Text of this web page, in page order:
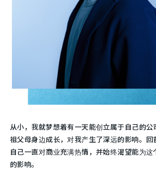
从小，我就梦想着有一天能创立属于自己的公
祖父母身边成长，对我产生了深远的影响。回
自己一直对商业充满热情，并始终渴望能为这
的影响。